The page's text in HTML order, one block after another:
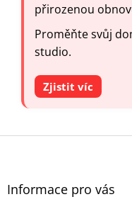
přirozenou
Proměňte svůj
studio.
Zjistit víc
Z
Informace pro vás